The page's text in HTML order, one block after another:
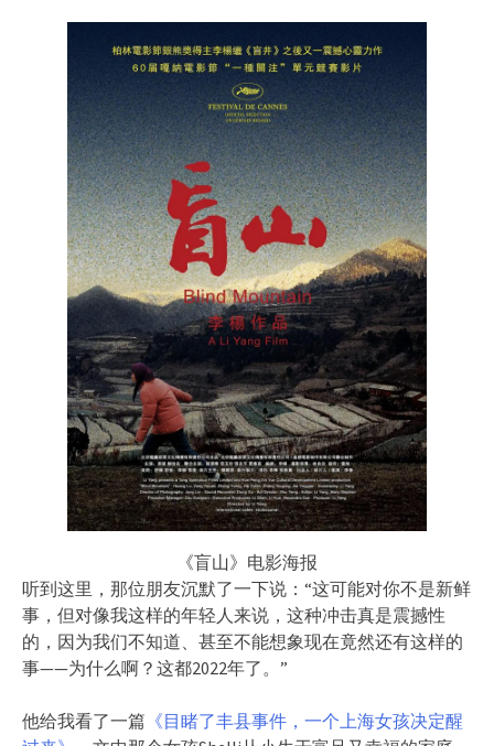
《盲山》电影海报
听到这里，那位朋友沉默了一下说：“这可能对你不是新鲜
事，但对像我这样的年轻人来说，这种冲击真是震撼性
的，因为我们不知道、甚至不能想象现在竟然还有这样的
事——为什么啊？这都2022年了。”
他给我看了一篇 《目睹了丰县事件，一个上海女孩决定醒